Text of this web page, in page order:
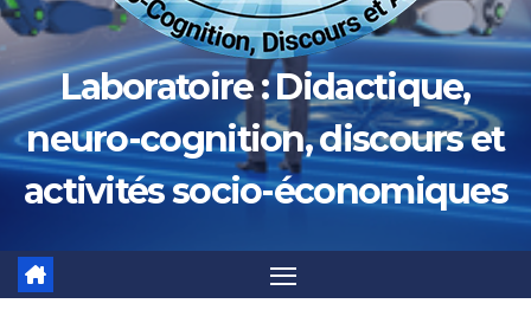
Laboratoire : Didactique,
neuro-cognition, discours et
activités socio-économiques